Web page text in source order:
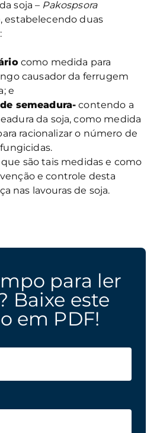
soja – Pakospsora
estabelecendo duas
como medida para
causador da ferrugem
e
semeadura- contendo a
da soja, como medida
racionalizar o número de
são tais medidas e como
e controle desta
nas lavouras de soja.
para ler
Baixe este
em PDF!